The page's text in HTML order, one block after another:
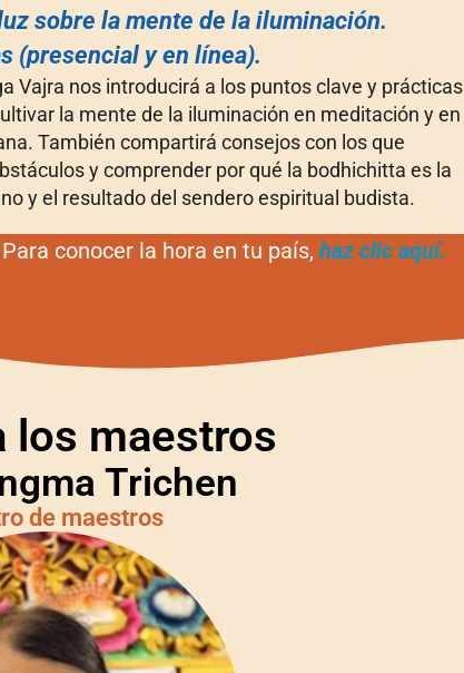
sobre la mente de la iluminación.
(presencial y en línea).
Vajra nos introducirá a los puntos clave y prácticas
la mente de la iluminación en meditación y en
También compartirá consejos con los que
y comprender por qué la bodhichitta es la
y el resultado del sendero espiritual budista.
conocer la hora en tu país, haz clic aquí.
los maestros
Trichen
de maestros